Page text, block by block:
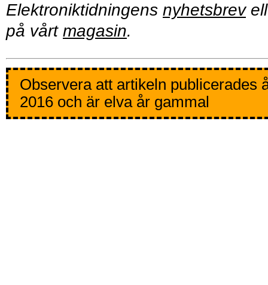
Elektroniktidningens nyhetsbrev
på vårt magasin.
Observera att artikeln publicerades
2016 och är elva år gammal